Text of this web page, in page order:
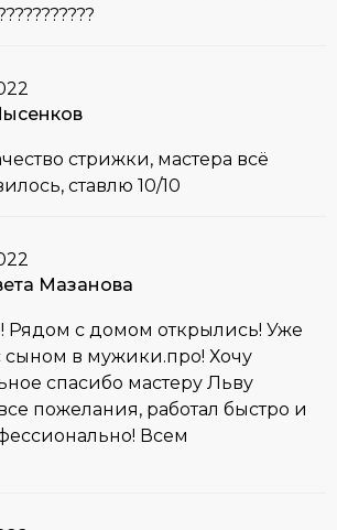
стрижки, мастера всё
ставлю 10/10
Мазанова
Рядом с домом открылись! Уже
сыном в мужики.про! Хочу
спасибо мастеру Льву
пожелания, работал быстро и
Всем